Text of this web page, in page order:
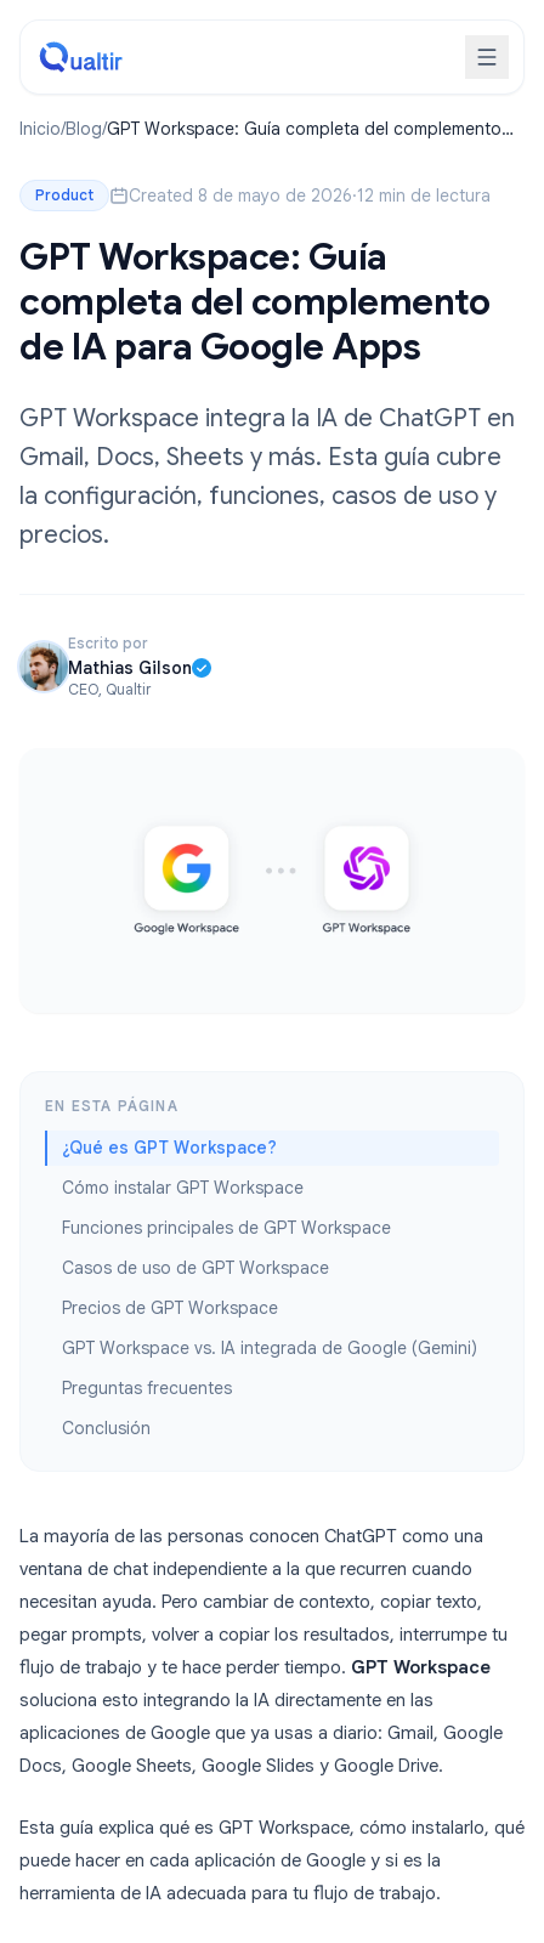
Inicio/Blog/GPT Workspace: Guía completa del complemento
Product Created 8 de mayo de 2026·12 min de lectura
GPT Workspace: Guía
completa del complemento
de IA para Google Apps
GPT Workspace integra la IA de ChatGPT en
Gmail, Docs, Sheets y más. Esta guía cubre
la configuración, funciones, casos de uso y
precios.
Escrito por
Mathias Gilson
CEO, Qualtir
EN ESTA PÁGINA
¿Qué es GPT Workspace?
Cómo instalar GPT Workspace
Funciones principales de GPT Workspace
Casos de uso de GPT Workspace
Precios de GPT Workspace
GPT Workspace vs. IA integrada de Google (Gemini)
Preguntas frecuentes
Conclusión
La mayoría de las personas conocen ChatGPT como una
ventana de chat independiente a la que recurren cuando
necesitan ayuda. Pero cambiar de contexto, copiar texto,
pegar prompts, volver a copiar los resultados, interrumpe tu
flujo de trabajo y te hace perder tiempo. GPT Workspace
soluciona esto integrando la IA directamente en las
aplicaciones de Google que ya usas a diario: Gmail, Google
Docs, Google Sheets, Google Slides y Google Drive.
Esta guía explica qué es GPT Workspace, cómo instalarlo, qué
puede hacer en cada aplicación de Google y si es la
herramienta de IA adecuada para tu flujo de trabajo.